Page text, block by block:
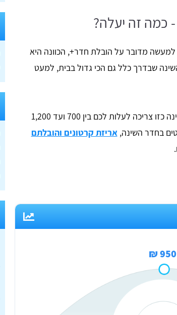
כמה זה יעלה?
למעשה מדובר על הובלת חדר+, הכוונה היא
שבדרך כלל גם הכי גדול בבית, למעט
בכל זאת נתמחר ונאמר כי הובלת חדר שינה כזו צריכה לעלות לכם בין 700 ועד 1,200
בחדר השינה,אריזת קרטונים והובלתם
950 ₪